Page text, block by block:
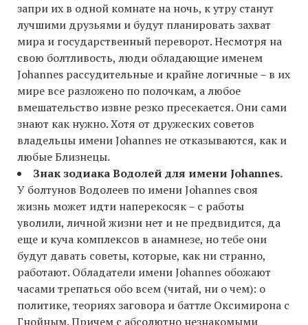
запри их в одной комнате на ночь, к утру станут
лучшими друзьями и будут планировать захват
мира и государственный переворот. Несмотря на
свою болтливость, люди обладающие именем
Johannes рассудительные и крайне логичные – в их
мире все разложено по полочкам, а любое
вмешательство извне резко пресекается. Они сами
знают как нужно. Хотя от дружеских советов
владельцы имени Johannes не отказываются, как и
любые Близнецы.
Знак зодиака Водолей для имени Johannes.
У болтунов Водолеев по имени Johannes своя
жизнь может идти наперекосяк – с работы
уволили, личной жизни нет и не предвидится, да
еще и куча комплексов в анамнезе, но тебе они
будут давать советы, которые, как ни странно,
работают. Обладатели имени Johannes обожают
часами трепаться обо всем (читай, ни о чем): о
политике, теориях заговора и баттле Оксимирона с
Гнойным. Причем с абсолютно незнакомыми